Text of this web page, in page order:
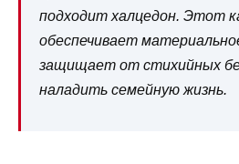
подходит халцедон. Этот
обеспечивает
защищает от стихийных
наладить семейную жизнь.